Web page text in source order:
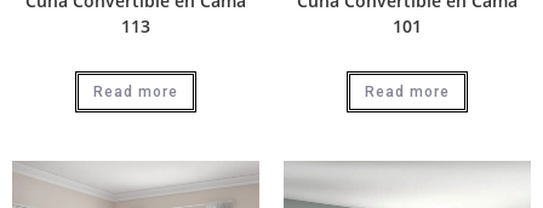
113
Read more
101
Read more